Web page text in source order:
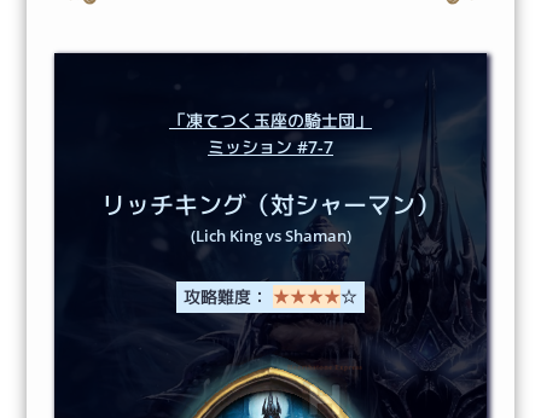
「凍てつく玉座の騎士団」
ミッション #7-7
リッチキング（対シャーマン）
(Lich King vs Shaman)
攻略難度： ★★★★☆